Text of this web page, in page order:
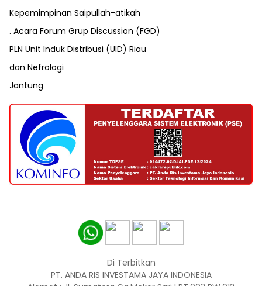
Kepemimpinan Saipullah-atikah
. Acara Forum Grup Discussion (FGD)
PLN Unit Induk Distribusi (UID) Riau
dan Nefrologi
Jantung
Di Terbitkan
PT. ANDA RIS INVESTAMA JAYA INDONESIA